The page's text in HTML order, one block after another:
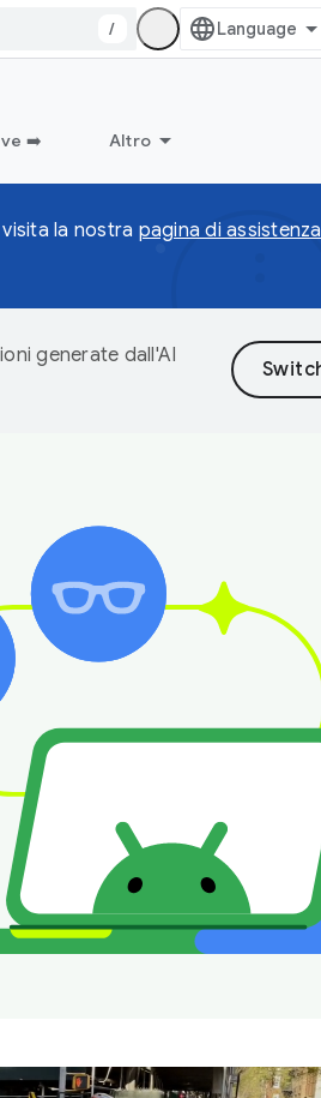
/
➡️ Altro
la nostra pagina di assistenza
generate dall'AI